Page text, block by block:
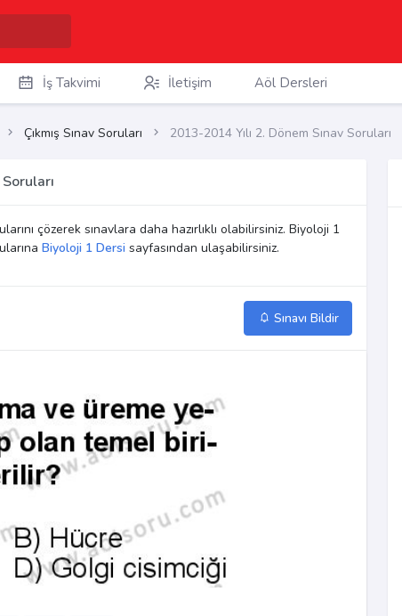
İş Takvimi İletişim Aöl Dersleri
Çıkmış Sınav Soruları 2013-2014 Yılı 2. Dönem Sınav Soruları
çözerek sınavlara daha hazırlıklı olabilirsiniz. Biyoloji 1
Biyoloji 1 Dersi sayfasından ulaşabilirsiniz.
Sınavı Bildir